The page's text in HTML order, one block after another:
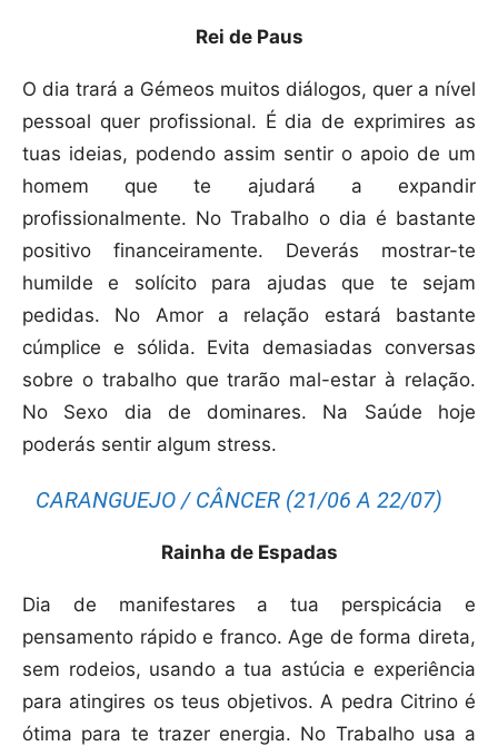
Rei de Paus
O dia trará a Gémeos muitos diálogos, quer a nível
pessoal quer profissional. É dia de exprimires as
tuas ideias, podendo assim sentir o apoio de um
homem que te ajudará a expandir
profissionalmente. No Trabalho o dia é bastante
positivo financeiramente. Deverás mostrar-te
humilde e solícito para ajudas que te sejam
pedidas. No Amor a relação estará bastante
cúmplice e sólida. Evita demasiadas conversas
sobre o trabalho que trarão mal-estar à relação.
No Sexo dia de dominares. Na Saúde hoje
poderás sentir algum stress.
CARANGUEJO / CÂNCER (21/06 A 22/07)
Rainha de Espadas
Dia de manifestares a tua perspicácia e
pensamento rápido e franco. Age de forma direta,
sem rodeios, usando a tua astúcia e experiência
para atingires os teus objetivos. A pedra Citrino é
ótima para te trazer energia. No Trabalho usa a